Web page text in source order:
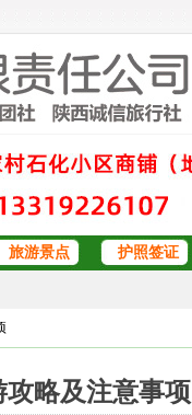
旅游景点 护照签证
略及注意事项